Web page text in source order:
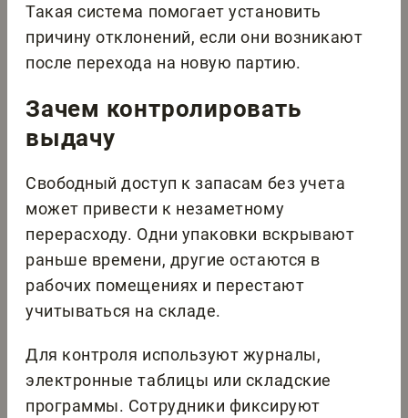
Такая система помогает установить
причину отклонений, если они возникают
после перехода на новую партию.
Зачем контролировать
выдачу
Свободный доступ к запасам без учета
может привести к незаметному
перерасходу. Одни упаковки вскрывают
раньше времени, другие остаются в
рабочих помещениях и перестают
учитываться на складе.
Для контроля используют журналы,
электронные таблицы или складские
программы. Сотрудники фиксируют